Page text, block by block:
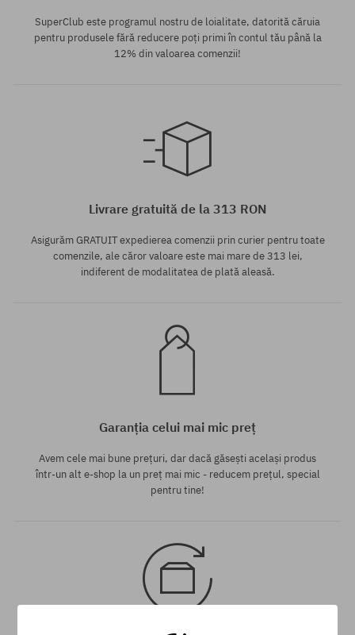
SuperClub este programul nostru de loialitate, datorită căruia
pentru produsele fără reducere poți primi în contul tău până la
12% din valoarea comenzii!
Livrare gratuită de la 313 RON
Asigurăm GRATUIT expedierea comenzii prin curier pentru toate
comenzile, ale căror valoare este mai mare de 313 lei,
indiferent de modalitatea de plată aleasă.
Garanția celui mai mic preț
Avem cele mai bune prețuri, dar dacă găsești același produs
într-un alt e-shop la un preț mai mic - reducem prețul, special
pentru tine!